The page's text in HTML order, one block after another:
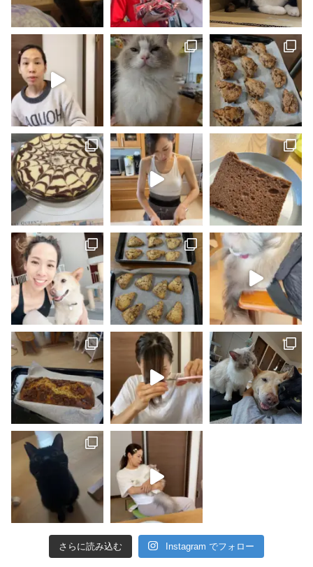
さらに読み込む Instagram でフォロー